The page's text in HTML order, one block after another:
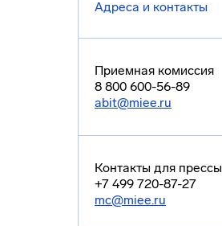
Адреса и контакты
Приемная комиссия
8 800 600-56-89
abit@miee.ru
Контакты для прессы
+7 499 720-87-27
mc@miee.ru